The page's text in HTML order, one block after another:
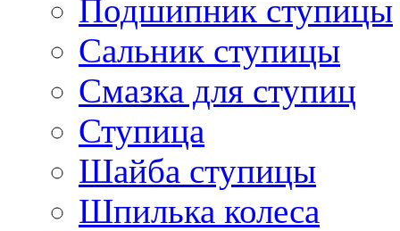
Подшипник ступицы
Сальник ступицы
Смазка для ступиц
Ступица
Шайба ступицы
Шпилька колеса